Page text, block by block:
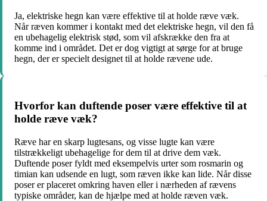
Ja, elektriske hegn kan være effektive til at holde ræve væk.
Når ræven kommer i kontakt med det elektriske hegn, vil den få
en ubehagelig elektrisk stød, som vil afskrække den fra at
komme ind i området. Det er dog vigtigt at sørge for at bruge
hegn, der er specielt designet til at holde rævene ude.
Hvorfor kan duftende poser være effektive til at
holde ræve væk?
Ræve har en skarp lugtesans, og visse lugte kan være
tilstrækkeligt ubehagelige for dem til at drive dem væk.
Duftende poser fyldt med eksempelvis urter som rosmarin og
timian kan udsende en lugt, som ræven ikke kan lide. Når disse
poser er placeret omkring haven eller i nærheden af rævens
typiske områder, kan de hjælpe med at holde ræven væk.